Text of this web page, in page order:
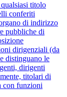
titolo
conferiti
di indirizzo
pubbliche di
dirigenziali (da
distinguano le
dirigenti
titolari di
con funzioni